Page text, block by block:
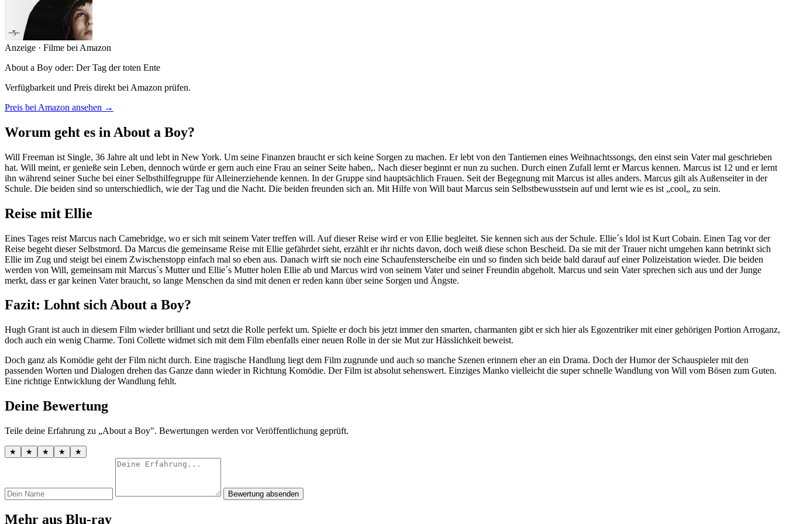
Anzeige · Filme bei Amazon
About a Boy oder: Der Tag der toten Ente
Verfügbarkeit und Preis direkt bei Amazon prüfen.
Preis bei Amazon ansehen →
Worum geht es in About a Boy?
Will Freeman ist Single, 36 Jahre alt und lebt in New York. Um seine Finanzen braucht er sich keine Sorgen zu machen. Er lebt von den Tantiemen eines Weihnachtssongs, den einst sein Vater mal geschrieben
hat. Will meint, er genieße sein Leben, dennoch würde er gern auch eine Frau an seiner Seite haben,. Nach dieser beginnt er nun zu suchen. Durch einen Zufall lernt er Marcus kennen. Marcus ist 12 und er lernt
ihn während seiner Suche bei einer Selbsthilfegruppe für Alleinerziehende kennen. In der Gruppe sind hauptsächlich Frauen. Seit der Begegnung mit Marcus ist alles anders. Marcus gilt als Außenseiter in der
Schule. Die beiden sind so unterschiedlich, wie der Tag und die Nacht. Die beiden freunden sich an. Mit Hilfe von Will baut Marcus sein Selbstbewusstsein auf und lernt wie es ist „cool„ zu sein.
Reise mit Ellie
Eines Tages reist Marcus nach Camebridge, wo er sich mit seinem Vater treffen will. Auf dieser Reise wird er von Ellie begleitet. Sie kennen sich aus der Schule. Ellie´s Idol ist Kurt Cobain. Einen Tag vor der
Reise begeht dieser Selbstmord. Da Marcus die gemeinsame Reise mit Ellie gefährdet sieht, erzählt er ihr nichts davon, doch weiß diese schon Bescheid. Da sie mit der Trauer nicht umgehen kann betrinkt sich
Ellie im Zug und steigt bei einem Zwischenstopp einfach mal so eben aus. Danach wirft sie noch eine Schaufensterscheibe ein und so finden sich beide bald darauf auf einer Polizeistation wieder. Die beiden
werden von Will, gemeinsam mit Marcus´s Mutter und Ellie´s Mutter holen Ellie ab und Marcus wird von seinem Vater und seiner Freundin abgeholt. Marcus und sein Vater sprechen sich aus und der Junge
merkt, dass er gar keinen Vater braucht, so lange Menschen da sind mit denen er reden kann über seine Sorgen und Ängste.
Fazit: Lohnt sich About a Boy?
Hugh Grant ist auch in diesem Film wieder brilliant und setzt die Rolle perfekt um. Spielte er doch bis jetzt immer den smarten, charmanten gibt er sich hier als Egozentriker mit einer gehörigen Portion Arroganz,
doch auch ein wenig Charme. Toni Collette widmet sich mit dem Film ebenfalls einer neuen Rolle in der sie Mut zur Hässlichkeit beweist.
Doch ganz als Komödie geht der Film nicht durch. Eine tragische Handlung liegt dem Film zugrunde und auch so manche Szenen erinnern eher an ein Drama. Doch der Humor der Schauspieler mit den
passenden Worten und Dialogen drehen das Ganze dann wieder in Richtung Komödie. Der Film ist absolut sehenswert. Einziges Manko vielleicht die super schnelle Wandlung von Will vom Bösen zum Guten.
Eine richtige Entwicklung der Wandlung fehlt.
Deine Bewertung
Teile deine Erfahrung zu „About a Boy". Bewertungen werden vor Veröffentlichung geprüft.
★ ★ ★ ★ ★
Bewertung absenden
Mehr aus Blu-ray